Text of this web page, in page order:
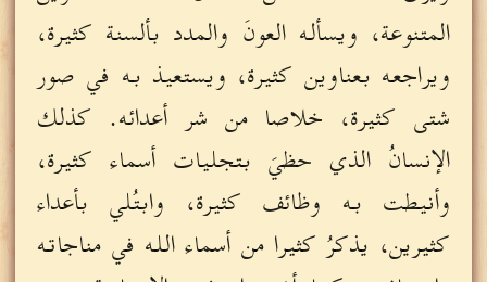
المتنوعة، ويسأله العونَ والمدد بألسنة كثيرة،
ويراجعه بعناوين كثيرة، ويستعيذ به في صور
شتى كثيرة، خلاصا من شر أعدائه. كذلك
الإنسانُ الذي حظيَ بتجليات أسماء كثيرة،
وأنيطت به وظائف كثيرة، وابتُلي بأعداء
كثيرين، يذكرُ كثيرا من أسماء الله في مناجاته